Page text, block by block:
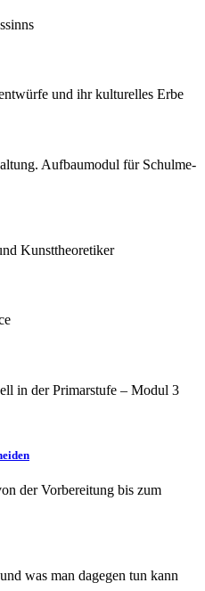
und ihr kulturelles Erbe
Aufbaumodul für Schulme­
Kunsttheoretiker
in der Primarstufe – Modul 3
der Vorbereitung bis zum
was man dagegen tun kann